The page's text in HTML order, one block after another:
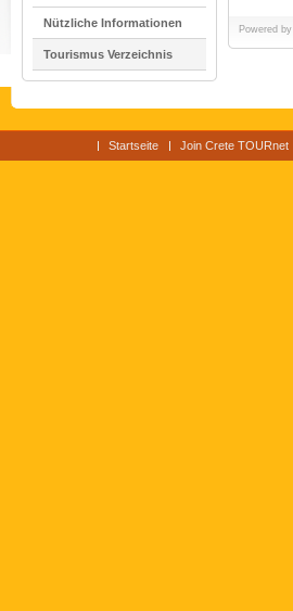
Nützliche Informationen
Tourismus Verzeichnis
Powered by
Startseite Join Crete TOURnet